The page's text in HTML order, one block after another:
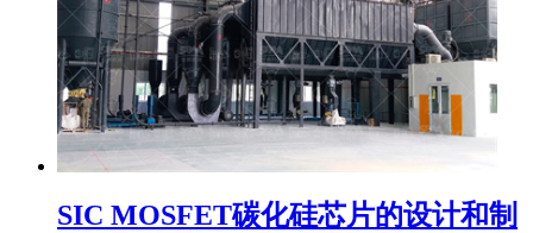
SIC MOSFET碳化硅芯片的设计和制